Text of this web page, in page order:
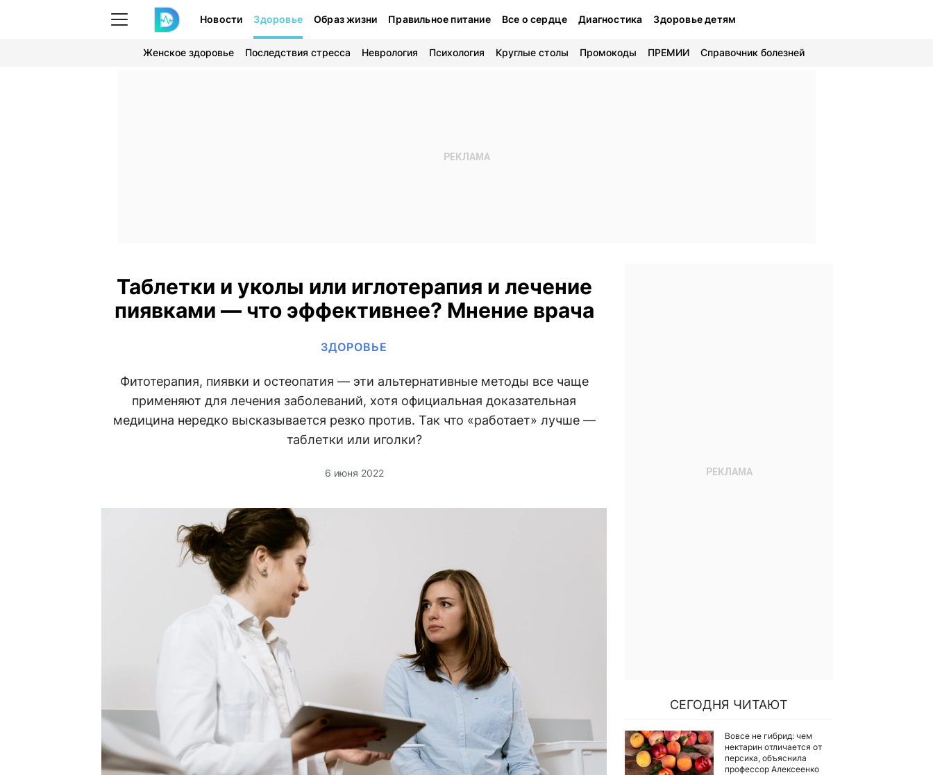
Новости Здоровье Образ жизни Правильное питание Все о сердце Диагностика Здоровье детям
Женское здоровье Последствия стресса Неврология Психология Круглые столы Промокоды ПРЕМИИ Справочник болезней
Таблетки и уколы или иглотерапия и лечение
пиявками — что эффективнее? Мнение врача
ЗДОРОВЬЕ
Фитотерапия, пиявки и остеопатия — эти альтернативные методы все чаще
применяют для лечения заболеваний, хотя официальная доказательная
медицина нередко высказывается резко против. Так что «работает» лучше —
таблетки или иголки?
6 июня 2022
СЕГОДНЯ ЧИТАЮТ
Вовсе не гибрид: чем
нектарин отличается от
персика, объяснила
профессор Алексеенко